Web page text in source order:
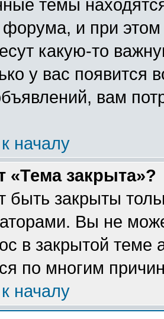
темы
форума, и при
какую-то
у вас появится
вам
началу
«Тема закрыта»?
быть закрыты
Вы не
в закрытой теме
по многим
началу